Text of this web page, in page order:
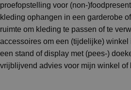
proefopstelling voor (non-
kleding ophangen in een garderobe
ruimte om kleding te passen of te
accessoires om een (tijdelijke) winkel
een stand of display met (pees-)
vrijblijvend advies voor mijn winkel of